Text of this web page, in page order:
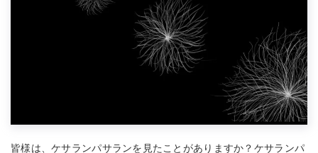
皆様は、ケサランパサランを見たことがありますか？ケサランパ